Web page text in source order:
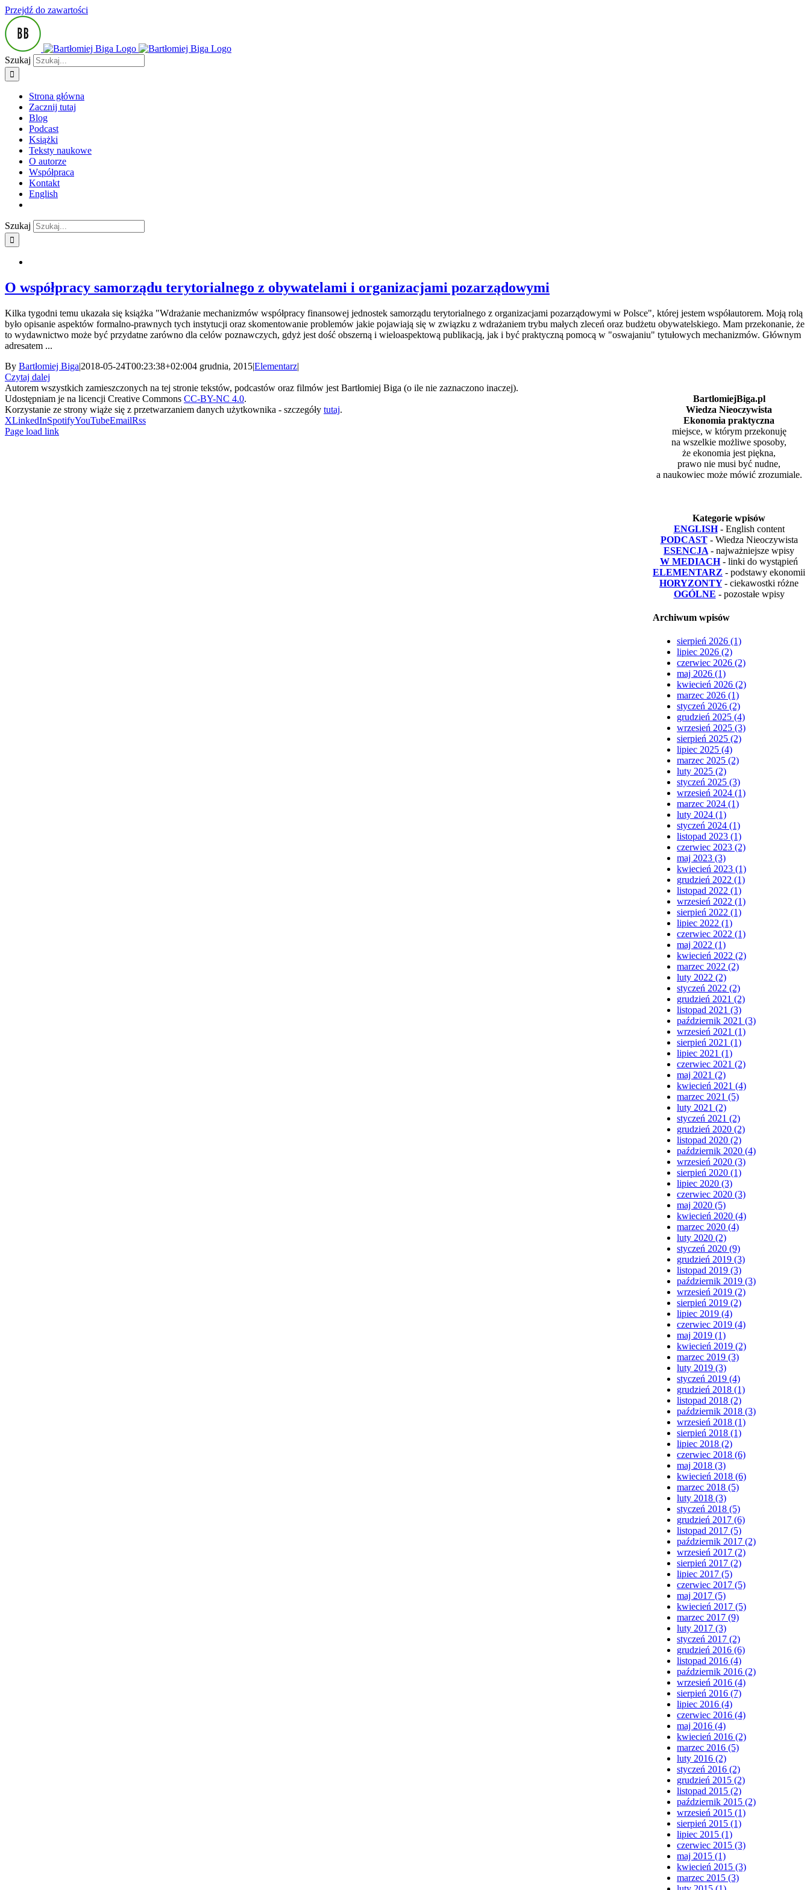
Przejdź do zawartości
Szukaj
Strona główna
Zacznij tutaj
Blog
Podcast
Książki
Teksty naukowe
O autorze
Współpraca
Kontakt
English
Szukaj
O współpracy samorządu terytorialnego z obywatelami i organizacjami pozarządowymi
Kilka tygodni temu ukazała się książka "Wdrażanie mechanizmów współpracy finansowej jednostek samorządu terytorialnego z organizacjami pozarządowymi w Polsce", której jestem współautorem. Moją rolą
było opisanie aspektów formalno-prawnych tych instytucji oraz skomentowanie problemów jakie pojawiają się w związku z wdrażaniem trybu małych zleceń oraz budżetu obywatelskiego. Mam przekonanie, że
to wydawnictwo może być przydatne zarówno dla celów poznawczych, gdyż jest dość obszerną i wieloaspektową publikacją, jak i być praktyczną pomocą w "oswajaniu" tytułowych mechanizmów. Głównym
adresatem ...
By Bartłomiej Biga|2018-05-24T00:23:38+02:004 grudnia, 2015|Elementarz|
Czytaj dalej
BartlomiejBiga.pl
Wiedza Nieoczywista
Ekonomia praktyczna
miejsce, w którym przekonuję
na wszelkie możliwe sposoby,
że ekonomia jest piękna,
prawo nie musi być nudne,
a naukowiec może mówić zrozumiale.
Kategorie wpisów
ENGLISH - English content
PODCAST - Wiedza Nieoczywista
ESENCJA - najważniejsze wpisy
W MEDIACH - linki do wystąpień
ELEMENTARZ - podstawy ekonomii
HORYZONTY - ciekawostki różne
OGÓLNE - pozostałe wpisy
Archiwum wpisów
sierpień 2026 (1)
lipiec 2026 (2)
czerwiec 2026 (2)
maj 2026 (1)
kwiecień 2026 (2)
marzec 2026 (1)
styczeń 2026 (2)
grudzień 2025 (4)
wrzesień 2025 (3)
sierpień 2025 (2)
lipiec 2025 (4)
marzec 2025 (2)
luty 2025 (2)
styczeń 2025 (3)
wrzesień 2024 (1)
marzec 2024 (1)
luty 2024 (1)
styczeń 2024 (1)
listopad 2023 (1)
czerwiec 2023 (2)
maj 2023 (3)
kwiecień 2023 (1)
grudzień 2022 (1)
listopad 2022 (1)
wrzesień 2022 (1)
sierpień 2022 (1)
lipiec 2022 (1)
czerwiec 2022 (1)
maj 2022 (1)
kwiecień 2022 (2)
marzec 2022 (2)
luty 2022 (2)
styczeń 2022 (2)
grudzień 2021 (2)
listopad 2021 (3)
październik 2021 (3)
wrzesień 2021 (1)
sierpień 2021 (1)
lipiec 2021 (1)
czerwiec 2021 (2)
maj 2021 (2)
kwiecień 2021 (4)
marzec 2021 (5)
luty 2021 (2)
styczeń 2021 (2)
grudzień 2020 (2)
listopad 2020 (2)
październik 2020 (4)
wrzesień 2020 (3)
sierpień 2020 (1)
lipiec 2020 (3)
czerwiec 2020 (3)
maj 2020 (5)
kwiecień 2020 (4)
marzec 2020 (4)
luty 2020 (2)
styczeń 2020 (9)
grudzień 2019 (3)
listopad 2019 (3)
październik 2019 (3)
wrzesień 2019 (2)
sierpień 2019 (2)
lipiec 2019 (4)
czerwiec 2019 (4)
maj 2019 (1)
kwiecień 2019 (2)
marzec 2019 (3)
luty 2019 (3)
styczeń 2019 (4)
grudzień 2018 (1)
listopad 2018 (2)
październik 2018 (3)
wrzesień 2018 (1)
sierpień 2018 (1)
lipiec 2018 (2)
czerwiec 2018 (6)
maj 2018 (3)
kwiecień 2018 (6)
marzec 2018 (5)
luty 2018 (3)
styczeń 2018 (5)
grudzień 2017 (6)
listopad 2017 (5)
październik 2017 (2)
wrzesień 2017 (2)
sierpień 2017 (2)
lipiec 2017 (5)
czerwiec 2017 (5)
maj 2017 (5)
kwiecień 2017 (5)
marzec 2017 (9)
luty 2017 (3)
styczeń 2017 (2)
grudzień 2016 (6)
listopad 2016 (4)
październik 2016 (2)
wrzesień 2016 (4)
sierpień 2016 (7)
lipiec 2016 (4)
czerwiec 2016 (4)
maj 2016 (4)
kwiecień 2016 (2)
marzec 2016 (5)
luty 2016 (2)
styczeń 2016 (2)
grudzień 2015 (2)
listopad 2015 (2)
październik 2015 (2)
wrzesień 2015 (1)
sierpień 2015 (1)
lipiec 2015 (1)
czerwiec 2015 (3)
maj 2015 (1)
kwiecień 2015 (3)
marzec 2015 (3)
Autorem wszystkich zamieszczonych na tej stronie tekstów, podcastów oraz filmów jest Bartłomiej Biga (o ile nie zaznaczono inaczej).
Udostępniam je na licencji Creative Commons CC-BY-NC 4.0.
Korzystanie ze strony wiąże się z przetwarzaniem danych użytkownika - szczegóły tutaj.
XLinkedInSpotifyYouTubeEmailRss
Page load link